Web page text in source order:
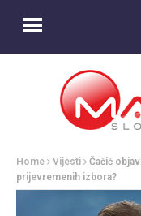
Home Vijesti
Čačić
prijevremenih izbora?